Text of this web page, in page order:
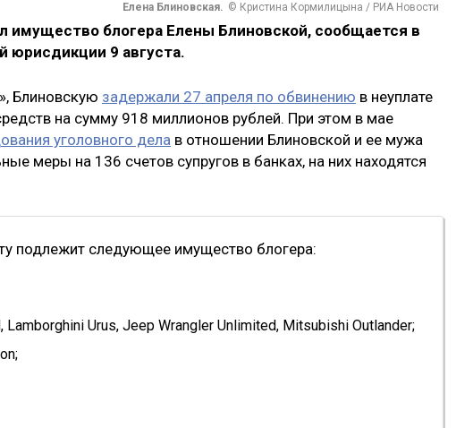
Елена Блиновская. © Кристина Кормилицына / РИА Новости
имущество блогера Елены Блиновской, сообщается в
юрисдикции 9 августа.
Блиновскую задержали 27 апреля по обвинению в неуплате
на сумму 918 миллионов рублей. При этом в мае
уголовного дела в отношении Блиновской и ее мужа
меры на 136 счетов супругов в банках, на них находятся
подлежит следующее имущество блогера:
Urus, Jeep Wrangler Unlimited, Mitsubishi Outlander;